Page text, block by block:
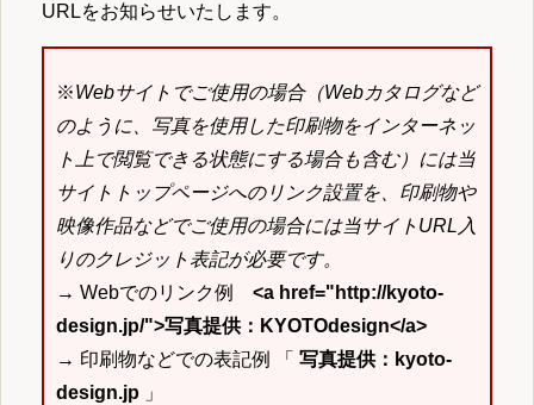
URLをお知らせいたします。
※Webサイトでご使用の場合（Webカタログなど
のように、写真を使用した印刷物をインターネッ
ト上で閲覧できる状態にする場合も含む）には当
サイトトップページへのリンク設置を、印刷物や
映像作品などでご使用の場合には当サイトURL入
りのクレジット表記が必要です。
→ Webでのリンク例 <a href="http://kyoto-
design.jp/">写真提供：KYOTOdesign</a>
→ 印刷物などでの表記例 「 写真提供：kyoto-
design.jp 」